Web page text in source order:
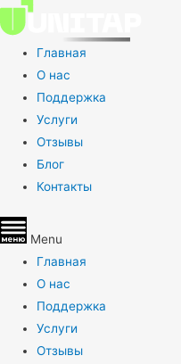
Главная
О нас
Поддержка
Услуги
Отзывы
Блог
Контакты
Menu
Главная
О нас
Поддержка
Услуги
Отзывы